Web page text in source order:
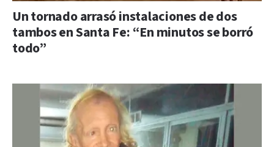
Un tornado arrasó instalaciones de dos
tambos en Santa Fe: “En minutos se borró
todo”